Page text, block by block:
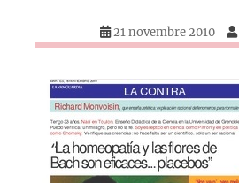
21 novembre 2010